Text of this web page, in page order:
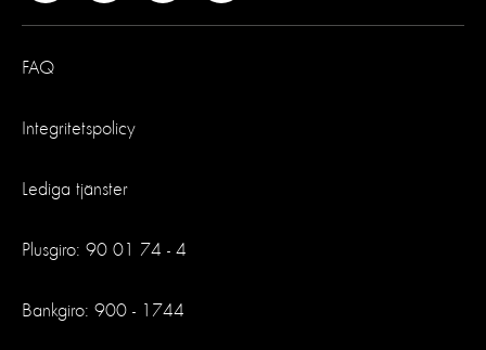
FAQ
Integritetspolicy
Lediga tjänster
Plusgiro: 90 01 74 - 4
Bankgiro: 900 - 1744